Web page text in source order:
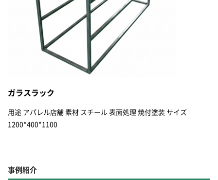
ガラスラック
用途 アパレル店舗 素材 スチール 表面処理 焼付塗装 サイズ
1200*400*1100
事例紹介